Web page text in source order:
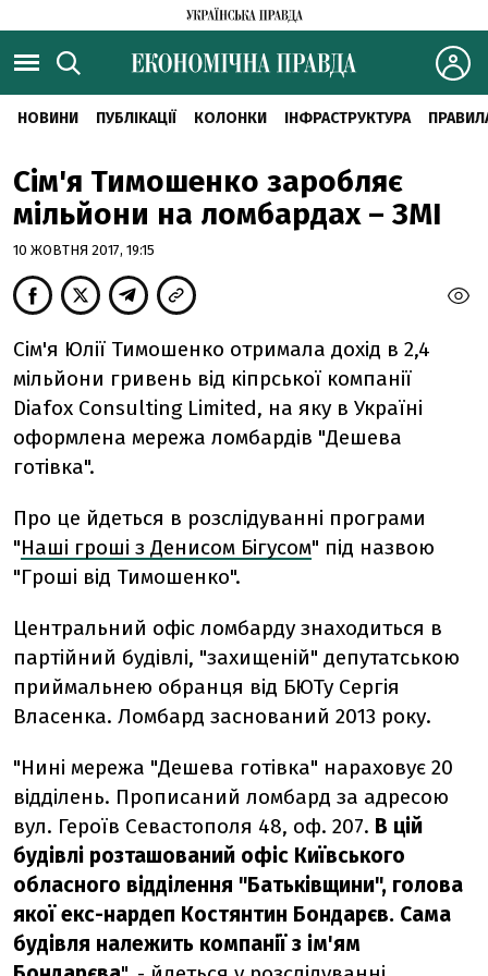
НОВИНИ ПУБЛІКАЦІЇ КОЛОНКИ ІНФРАСТРУКТУРА
Сім'я Тимошенко заробляє
мільйони на ломбардах – ЗМІ
10 ЖОВТНЯ 2017, 19:15
Сім'я Юлії Тимошенко отримала дохід в 2,4
мільйони гривень від кіпрської компанії
Diafox Consulting Limited, на яку в Україні
оформлена мережа ломбардів "Дешева
готівка".
Про це йдеться в розслідуванні програми
"Наші гроші з Денисом Бігусом" під назвою
"Гроші від Тимошенко".
Центральний офіс ломбарду знаходиться в
партійний будівлі, "захищеній" депутатською
приймальнею обранця від БЮТу Сергія
Власенка. Ломбард заснований 2013 року.
"Нині мережа "Дешева готівка" нараховує 20
відділень. Прописаний ломбард за адресою
вул. Героїв Севастополя 48, оф. 207. В цій
будівлі розташований офіс Київського
обласного відділення "Батьківщини", голова
якої екс-нардеп Костянтин Бондарєв. Сама
будівля належить компанії з ім'ям